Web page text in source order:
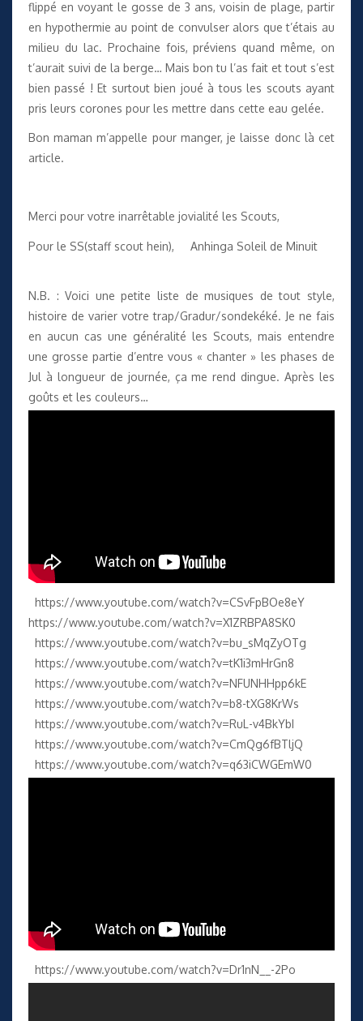
flippé en voyant le gosse de 3 ans, voisin de plage, partir
en hypothermie au point de convulser alors que t’étais au
milieu du lac. Prochaine fois, préviens quand même, on
t’aurait suivi de la berge… Mais bon tu l’as fait et tout s’est
bien passé ! Et surtout bien joué à tous les scouts ayant
pris leurs corones pour les mettre dans cette eau gelée.
Bon maman m’appelle pour manger, je laisse donc là cet
article.
Merci pour votre inarrêtable jovialité les Scouts,
Pour le SS(staff scout hein), Anhinga Soleil de Minuit
N.B. : Voici une petite liste de musiques de tout style,
histoire de varier votre trap/Gradur/sondekéké. Je ne fais
en aucun cas une généralité les Scouts, mais entendre
une grosse partie d’entre vous « chanter » les phases de
Jul à longueur de journée, ça me rend dingue. Après les
goûts et les couleurs…
https://www.youtube.com/watch?v=CSvFpBOe8eY
https://www.youtube.com/watch?v=X1ZRBPA8SK0
https://www.youtube.com/watch?v=bu_sMqZyOTg
https://www.youtube.com/watch?v=tK1i3mHrGn8
https://www.youtube.com/watch?v=NFUNHHpp6kE
https://www.youtube.com/watch?v=b8-tXG8KrWs
https://www.youtube.com/watch?v=RuL-v4BkYbI
https://www.youtube.com/watch?v=CmQg6fBTljQ
https://www.youtube.com/watch?v=q63iCWGEmW0
https://www.youtube.com/watch?v=Dr1nN__-2Po